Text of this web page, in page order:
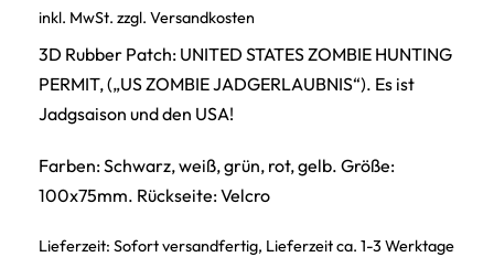
inkl. MwSt. zzgl. Versandkosten
3D Rubber Patch: UNITED STATES ZOMBIE HUNTING
PERMIT, („US ZOMBIE JADGERLAUBNIS“). Es ist
Jadgsaison und den USA!
Farben: Schwarz, weiß, grün, rot, gelb. Größe:
100x75mm. Rückseite: Velcro
Lieferzeit: Sofort versandfertig, Lieferzeit ca. 1-3 Werktage